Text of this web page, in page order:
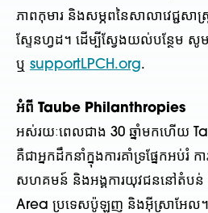
ភាពកុមារ និងសម្ភពនៃសាលាវេជ្ជសា
ស្ទែនហ្វដ។ ដើម្បីស្វែងយល់បន្ថែម
ឬ supportLPCH.org.
អំពី Taube Philanthropies
អស់រយៈពេលជាង 30 ឆ្នាំមកហើយ
គឺជាអ្នកដឹកនាំក្នុងការគាំទ្រផ្នែកអប់រំ ក
សហគមន៍ និងអង្គការយុវជននៅតំប
Area ប្រទេសប៉ូឡូញ និងអ៊ីស្រាអែល។